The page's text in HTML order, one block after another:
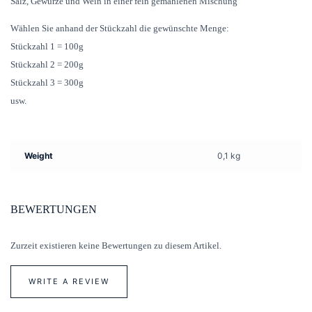
Wählen Sie anhand der Stückzahl die gewünschte Menge:
Stückzahl 1 = 100g
Stückzahl 2 = 200g
Stückzahl 3 = 300g
usw.
Weight 0,1 kg
BEWERTUNGEN
Zurzeit existieren keine Bewertungen zu diesem Artikel.
WRITE A REVIEW